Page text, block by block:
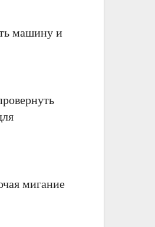
машину и
мигание